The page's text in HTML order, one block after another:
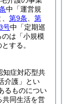
中「運営規
第9条
第
号中「定期巡
は「小規模
する。
知症対応型共
介護」とい
るものについ
共同生活を営